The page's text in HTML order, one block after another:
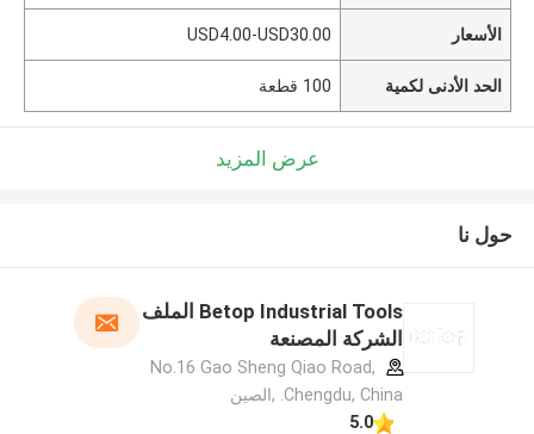
الأسعار USD4.00-USD30.00
الحد الأدنى لكمية 100 قطعة
عرض المزيد
حول نا
Betop Industrial Tools الملف
الشركة المصنعة
No.16 Gao Sheng Qiao Road,
Chengdu, China. ,الصين
5.0